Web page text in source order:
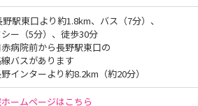
野駅東口より約1.8km、バス（7分）、
ー（5分）、徒歩30分
病院前から長野駅東口の
バスがあります
インターより約8.2km（約20分）
ームページはこちら